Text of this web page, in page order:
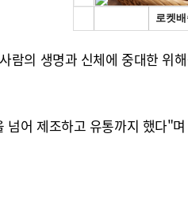
람의 생명과 신체에 중대한
어 제조하고 유통까지 했다